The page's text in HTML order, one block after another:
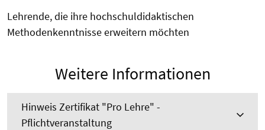
Lehrende, die ihre hochschuldidaktischen
Methodenkenntnisse erweitern möchten
Weitere Informationen
Hinweis Zertifikat "Pro Lehre" -
Pflichtveranstaltung